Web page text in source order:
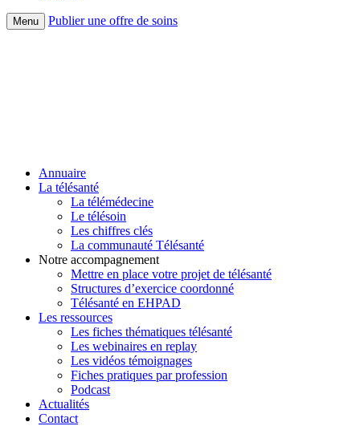
Menu Publier une offre de soins
Annuaire
La télésanté
La télémédecine
Le télésoin
Les chiffres clés
La communauté Télésanté
Notre accompagnement
Mettre en place votre projet de télésanté
Structures d’exercice coordonné
Télésanté en EHPAD
Les ressources
Les fiches thématiques télésanté
Les webinaires en replay
Les vidéos témoignages
Fiches pratiques par profession
Podcast
Actualités
Contact